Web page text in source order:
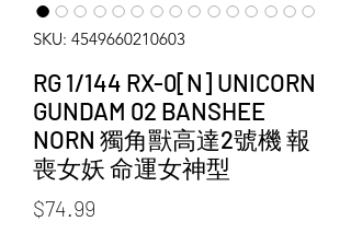
SKU: 4549660210603
RG 1/144 RX-0[N] UNICORN
GUNDAM 02 BANSHEE
NORN 獨角獸高達2號機 報
喪女妖 命運女神型
$74.99